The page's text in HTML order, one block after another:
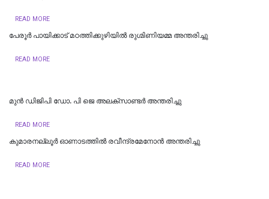
READ MORE
പേരൂർ പായിക്കാട് മഠത്തിക്കുഴിയിൽ രുഗ്മിണിയമ്മ അന്തരിച്ചു
READ MORE
മുന്‍ ഡിജിപി ഡോ. പി ജെ അലക്സാണ്ടര്‍ അന്തരിച്ചു
READ MORE
കുമാരനല്ലൂർ ഓണാടത്തിൽ രവീന്ദ്രമേനോൻ അന്തരിച്ചു
READ MORE